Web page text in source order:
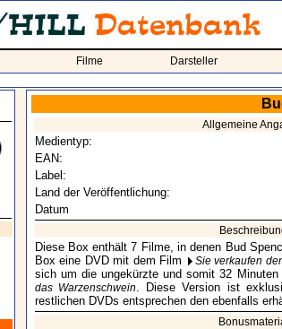
Filme Darsteller
Allgemeine
Medientyp:
EAN:
Label:
Land der Veröffentlichung:
Datum
Diese Box enthält 7 Filme, in denen Bud
Box eine DVD mit dem Film
Sie verkaufen
sich um die ungekürzte und somit 32 Minuten
das Warzenschwein. Diese Version ist
restlichen DVDs entsprechen den ebenfalls